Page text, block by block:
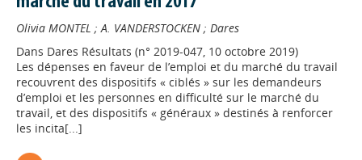
Olivia MONTEL ;A. VANDERSTOCKEN ; Dares
Dans Dares Résultats (n° 2019-047, 10 octobre 2019)
Les dépenses en faveur de l’emploi et du marché du travail
recouvrent des dispositifs « ciblés » sur les demandeurs
d’emploi et les personnes en difficulté sur le marché du
travail, et des dispositifs « généraux » destinés à renforcer
les incita[...]